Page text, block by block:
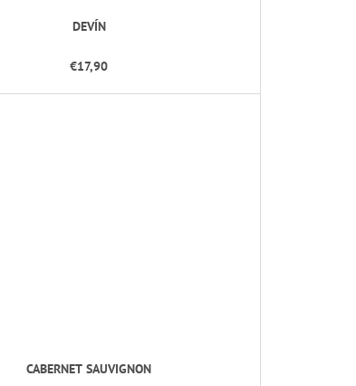
DEVÍN
€17,90
CABERNET SAUVIGNON